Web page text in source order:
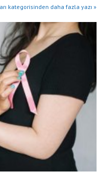
kategorisinden daha fazla yazı »